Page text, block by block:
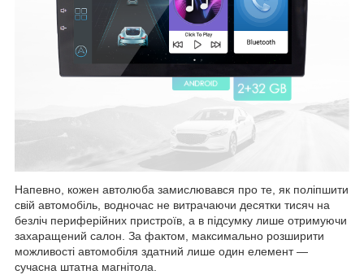
Напевно, кожен автолюба замислювався про те, як поліпшити
свій автомобіль, водночас не витрачаючи десятки тисяч на
безліч периферійних пристроїв, а в підсумку лише отримуючи
захаращений салон. За фактом, максимально розширити
можливості автомобіля здатний лише один елемент —
сучасна штатна магнітола.